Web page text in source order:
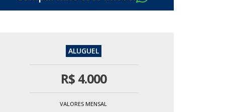
R$4.000
VALORES MENSAL